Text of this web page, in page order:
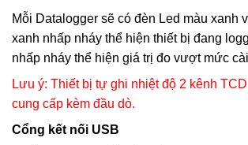
Mỗi Datalogger sẽ có đèn Led màu xanh
xanh nhấp nháy thể hiện thiết bị đang
nhấp nháy thể hiện giá trị đo vượt mức
Lưu ý: Thiết bị tự ghi nhiệt độ 2 kênh
cung cấp kèm đầu dò.
Cổng kết nối USB